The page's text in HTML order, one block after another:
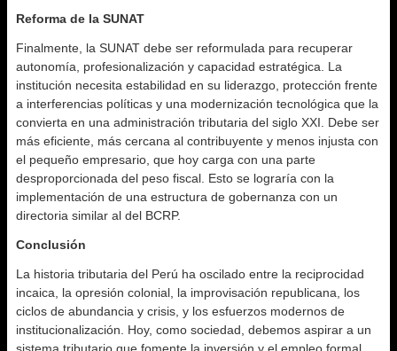
Reforma de la SUNAT
Finalmente, la SUNAT debe ser reformulada para recuperar
autonomía, profesionalización y capacidad estratégica. La
institución necesita estabilidad en su liderazgo, protección frente
a interferencias políticas y una modernización tecnológica que la
convierta en una administración tributaria del siglo XXI. Debe ser
más eficiente, más cercana al contribuyente y menos injusta con
el pequeño empresario, que hoy carga con una parte
desproporcionada del peso fiscal. Esto se lograría con la
implementación de una estructura de gobernanza con un
directoria similar al del BCRP.
Conclusión
La historia tributaria del Perú ha oscilado entre la reciprocidad
incaica, la opresión colonial, la improvisación republicana, los
ciclos de abundancia y crisis, y los esfuerzos modernos de
institucionalización. Hoy, como sociedad, debemos aspirar a un